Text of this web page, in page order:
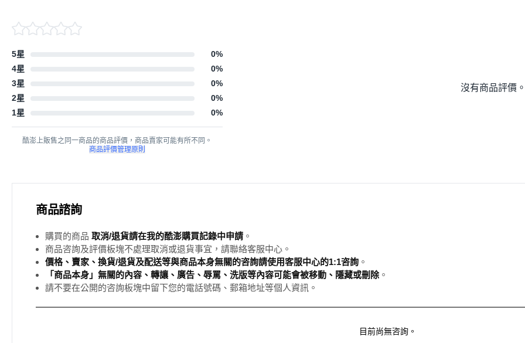
5星 0%
4星
0%
3星
0%
2星
0%
1星
0%
酷澎上販售之同一商品的商品評價，商品賣家可能有所不同。
商品評價管理原則
沒有商品評價
商品諮詢
購買的商品 取消/退貨請在我的酷澎購買記錄中申請 。
商品咨詢及評價板塊不處理取消或退貨事宜，請聯絡客服中心。
價格、賣家、換貨/退貨及配送等與商品本身無關的咨詢請使用客服中心的1:1咨詢 。
「商品本身」無關的內容、轉讓、廣告、辱罵、洗版等內容可能會被移動、隱藏或刪除。
請不要在公開的咨詢板塊中留下您的電話號碼、郵箱地址等個人資訊。
目前尚無咨詢。